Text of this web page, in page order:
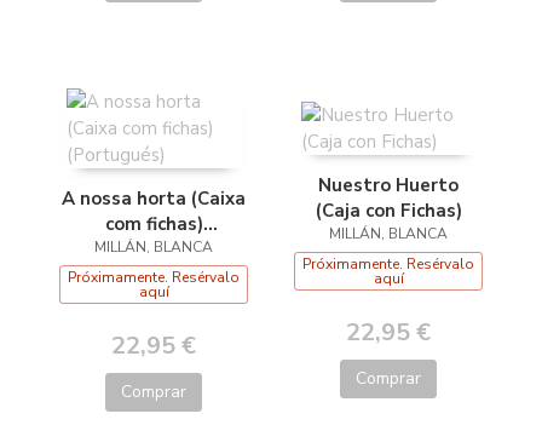
A nossa horta (Caixa
com fichas)
(Portugués)
MILLÁN, BLANCA
Próximamente. Resérvalo
aquí
22,95 €
Comprar
Nuestro Huerto
(Caja con Fichas)
MILLÁN, BLANCA
Próximamente. Resérvalo
aquí
22,95 €
Comprar